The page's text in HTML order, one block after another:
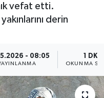
vefat etti.
derin
- 08:05 1 DK
OKUNMA